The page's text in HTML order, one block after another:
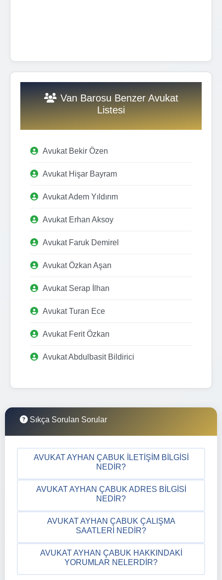
Van Barosu Benzer Avukat
Listesi
Avukat Bekir Özen
Avukat Hişar Bayram
Avukat Adem Yıldırım
Avukat Erhan Aksoy
Avukat Faruk Demirel
Avukat Özkan Aşan
Avukat Serap İlhan
Avukat Turan Ece
Avukat Ferit Özkan
Avukat Abdulbasit Bildirici
Sıkça Sorulan Sorular
AVUKAT AYHAN ÇABUK İLETIŞIM BILGISI
NEDIR?
AVUKAT AYHAN ÇABUK ADRES BILGISI
NEDIR?
AVUKAT AYHAN ÇABUK ÇALIŞMA
SAATLERI NEDIR?
AVUKAT AYHAN ÇABUK HAKKINDAKI
YORUMLAR NELERDIR?